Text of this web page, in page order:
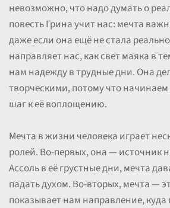
невозможно, что надо думать о
повесть Грина учит нас: мечта
даже если она ещё не стала
направляет нас, как свет маяка в
нам надежду в трудные дни. Она
творческими, потому что начинаем
шаг к её воплощению.
Мечта в жизни человека играет
ролей. Во-первых, она — источник
Ассоль в её грустные дни, мечта
падать духом. Во-вторых, мечта —
показывает нам направление,